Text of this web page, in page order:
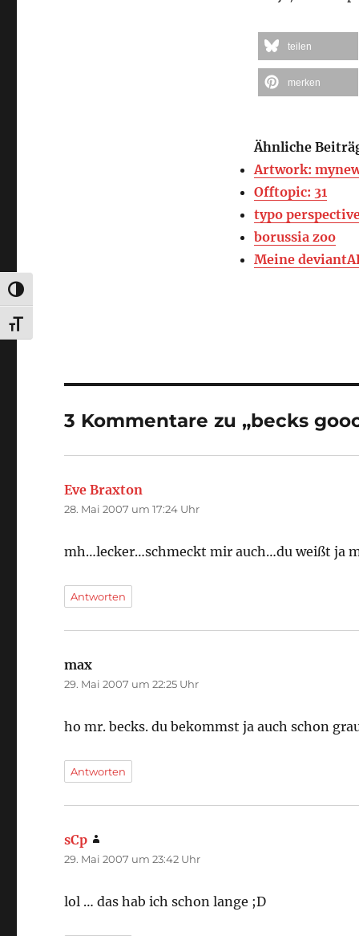
UMSCHALTEN AUF HOHE KONTRASTE
SCHRIFT VERGRÖSSERN
teilen
merken
Ähnliche
Artwork:
Offtopic: 31
typo
borussia zoo
Meine
3 Kommentare zu „becks
Eve Braxton
28. Mai 2007 um 17:24 Uhr
mh…lecker…schmeckt mir auch…du weißt ja
Antworten
max
29. Mai 2007 um 22:25 Uhr
ho mr. becks. du bekommst ja auch schon
Antworten
sCp
29. Mai 2007 um 23:42 Uhr
lol … das hab ich schon lange ;D